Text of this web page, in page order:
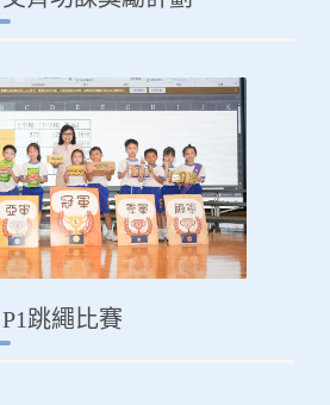
跳繩比賽